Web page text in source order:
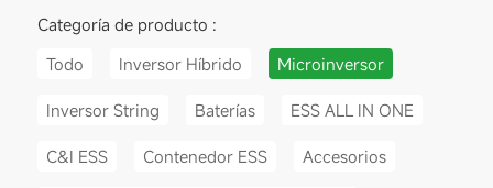
Categoría de producto :
Todo
Inversor Híbrido Microinversor
Inversor String Baterías ESS ALL IN ONE
C&I ESS Contenedor ESS Accesorios